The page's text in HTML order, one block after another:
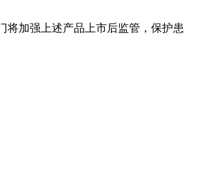
加强上述产品上市后监管，保护患